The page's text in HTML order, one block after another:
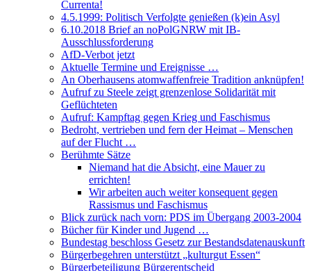
Currenta!
4.5.1999: Politisch Verfolgte genießen (k)ein Asyl
6.10.2018 Brief an noPolGNRW mit IB-
Ausschlussforderung
AfD-Verbot jetzt
Aktuelle Termine und Ereignisse …
An Oberhausens atomwaffenfreie Tradition anknüpfen!
Aufruf zu Steele zeigt grenzenlose Solidarität mit
Geflüchteten
Aufruf: Kampftag gegen Krieg und Faschismus
Bedroht, vertrieben und fern der Heimat – Menschen
auf der Flucht …
Berühmte Sätze
Niemand hat die Absicht, eine Mauer zu
errichten!
Wir arbeiten auch weiter konsequent gegen
Rassismus und Faschismus
Blick zurück nach vorn: PDS im Übergang 2003-2004
Bücher für Kinder und Jugend …
Bundestag beschloss Gesetz zur Bestandsdatenauskunft
Bürgerbegehren unterstützt „kulturgut Essen“
Bürgerbeteiligung Bürgerentscheid